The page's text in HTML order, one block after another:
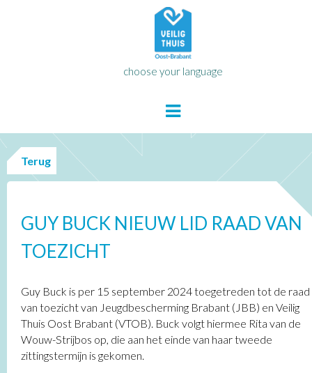
choose your language
Terug
GUY BUCK NIEUW LID RAAD VAN
TOEZICHT
Guy Buck is per 15 september 2024 toegetreden tot de raad
van toezicht van Jeugdbescherming Brabant (JBB) en Veilig
Thuis Oost Brabant (VTOB). Buck volgt hiermee Rita van de
Wouw-Strijbos op, die aan het einde van haar tweede
zittingstermijn is gekomen.